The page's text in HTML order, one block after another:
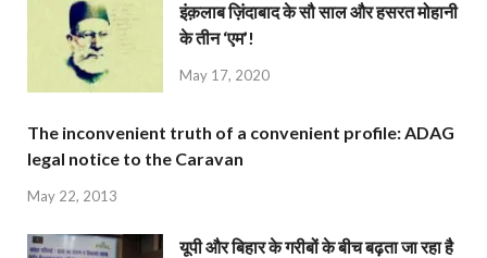
इंक़लाब ज़िंदाबाद के सौ साल और हसरत मोहानी
के तीन ‘एम’!
May 17, 2020
The inconvenient truth of a convenient profile: ADAG
legal notice to the Caravan
May 22, 2013
यूपी और बिहार के गरीबों के बीच बढ़ता जा रहा है